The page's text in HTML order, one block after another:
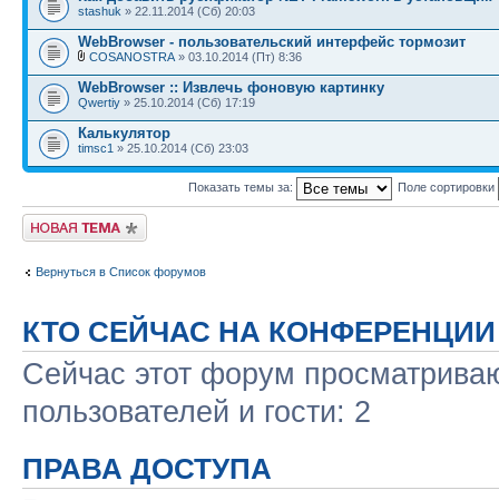
stashuk » 22.11.2014 (Сб) 20:03
WebBrowser - пользовательский интерфейс тормозит
COSANOSTRA » 03.10.2014 (Пт) 8:36
WebBrowser :: Извлечь фоновую картинку
Qwertiy » 25.10.2014 (Сб) 17:19
Калькулятор
timsc1 » 25.10.2014 (Сб) 23:03
Показать темы за: Поле сортировки
Новая тема
Вернуться в Список форумов
КТО СЕЙЧАС НА КОНФЕРЕНЦИИ
Сейчас этот форум
пользователей и гости: 2
ПРАВА ДОСТУПА